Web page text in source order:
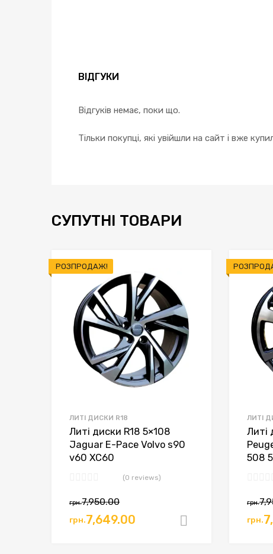
ВІДГУКИ
Відгуків немає, поки що.
Тільки покупці, які увійшли на сайт і вже
СУПУТНІ ТОВАРИ
РОЗПРОДАЖ!
ЛИТІ ДИСКИ R18
Литі диски R18 5×108
Jaguar E-Pace Volvo s90
v60 XC60
(0 reviews)
грн.7,950.00
грн.7,649.00 Додати в
ЛИТІ
Литі
508
грн.
грн.